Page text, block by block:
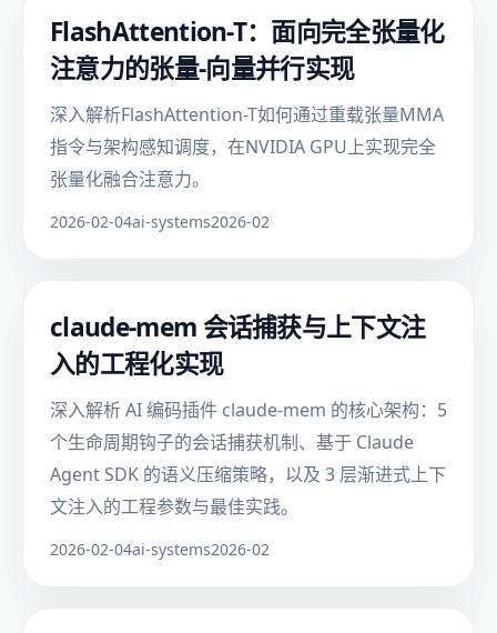
FlashAttention-T：面向完全张量化
注意力的张量-向量并行实现
深入解析FlashAttention-T如何通过重载张量MMA
指令与架构感知调度，在NVIDIA GPU上实现完全
张量化融合注意力。
2026-02-04ai-systems2026-02
claude-mem 会话捕获与上下文注
入的工程化实现
深入解析 AI 编码插件 claude-mem 的核心架构：5
个生命周期钩子的会话捕获机制、基于 Claude
Agent SDK 的语义压缩策略，以及 3 层渐进式上下
文注入的工程参数与最佳实践。
2026-02-04ai-systems2026-02